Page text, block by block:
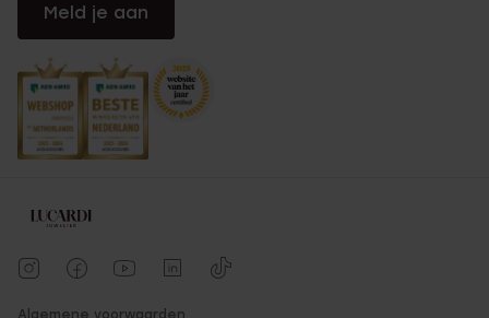
Meld je aan